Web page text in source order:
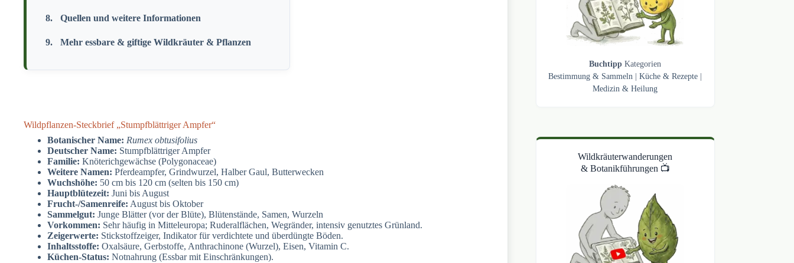
Quellen und weitere Informationen
Mehr essbare & giftige Wildkräuter & Pflanzen
Wildpflanzen-Steckbrief „Stumpfblättriger Ampfer“
Botanischer Name: Rumex obtusifolius
Deutscher Name: Stumpfblättriger Ampfer
Familie: Knöterichgewächse (Polygonaceae)
Weitere Namen: Pferdeampfer, Grindwurzel, Halber Gaul, Butterwecken
Wuchshöhe: 50 cm bis 120 cm (selten bis 150 cm)
Hauptblütezeit: Juni bis August
Frucht-/Samenreife: August bis Oktober
Sammelgut: Junge Blätter (vor der Blüte), Blütenstände, Samen, Wurzeln
Vorkommen: Sehr häufig in Mitteleuropa; Ruderalflächen, Wegränder, intensiv genutztes Grünland.
Zeigerwerte: Stickstoffzeiger, Indikator für verdichtete und überdüngte Böden.
Inhaltsstoffe: Oxalsäure, Gerbstoffe, Anthrachinone (Wurzel), Eisen, Vitamin C.
Küchen-Status: Notnahrung (Essbar mit Einschränkungen).
BuchtippKategorien
Bestimmung & Sammeln |Küche & Rezepte
Medizin & Heilung
Wildkräuterwanderungen
& Botanikführungen 📺